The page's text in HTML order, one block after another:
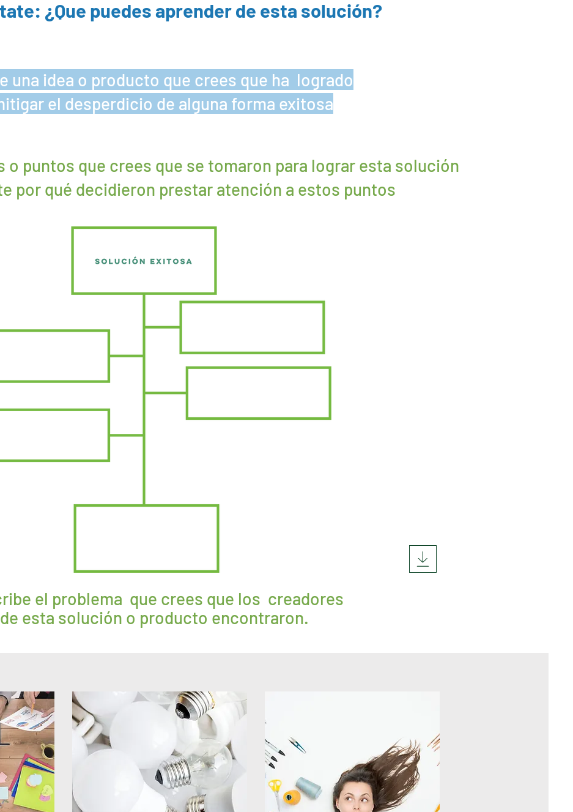
¿Que puedes aprender de esta solución?
una idea o producto que crees que ha logrado
el desperdicio de alguna forma exitosa
o puntos que crees que se tomaron para lograr esta solución
por qué decidieron prestar atención a estos puntos
el problema que crees que los creadores
de esta solución o producto encontraron.